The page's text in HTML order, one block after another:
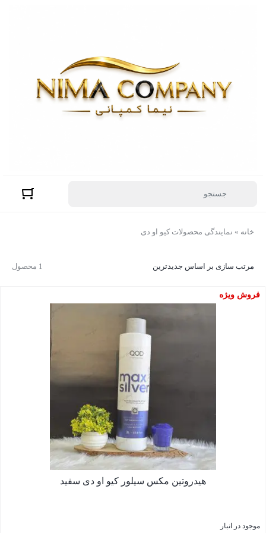
خانه » نمایندگی محصولات کیو او دی
1 محصول مرتب سازی بر اساس جدیدترین
فروش ویژه
هیدروتین مکس سیلور کیو او دی سفید
موجود در انبار